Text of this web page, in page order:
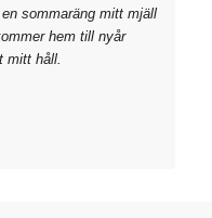
sommaräng mitt mjäll
hem till nyår
mitt håll.